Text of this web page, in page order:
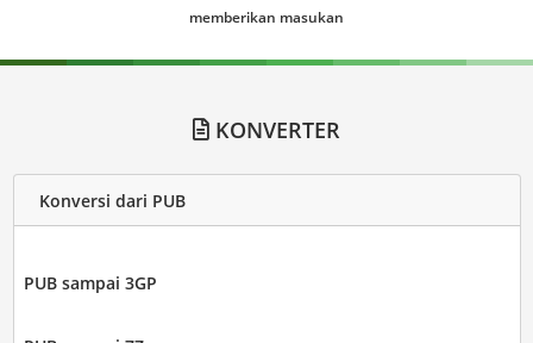
memberikan masukan
KONVERTER
Konversi dari PUB
PUB sampai 3GP